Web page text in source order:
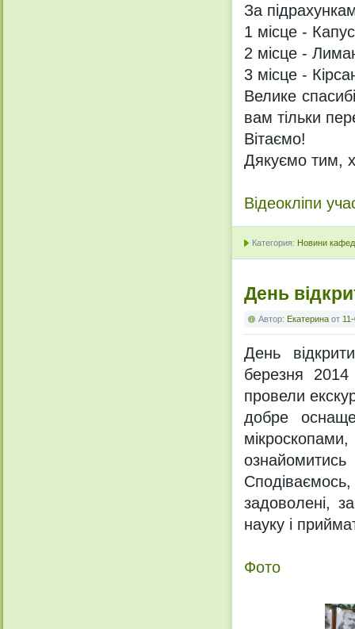
За
1 місце -
2 місце -
3 місце -
Велике
вам тільки
Вітаємо!
Дякуємо тим,
Відеокліпи
Категория: Новини
День
Автор: Екатерина от
День
березня 2014
провели
добре
задоволені,
науку і
Фото